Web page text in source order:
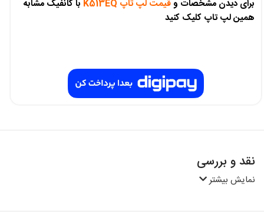
برای دیدن مشخصات وقیمت لپ تاپ K513EQ
با کانفیگ مشابه
همین لپ تاپ کلیک کنید
نقد و بررسی
نمایش بیشتر